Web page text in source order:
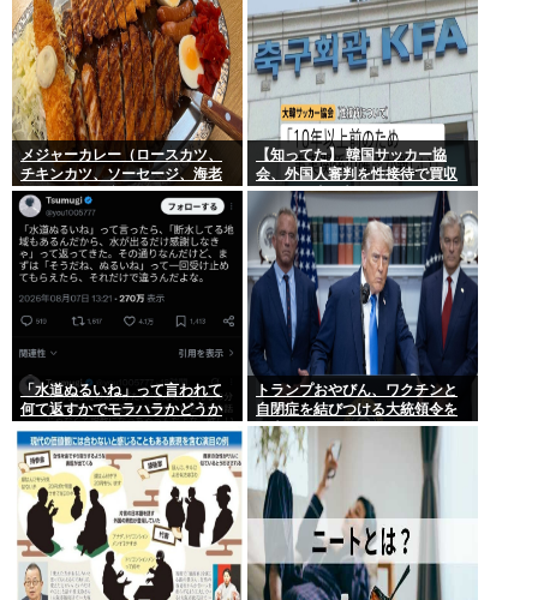
メジャーカレー（ロースカツ、
チキンカツ、ソーセージ、海老
フライ、ゆで卵）ケンモメンな
ら余裕でペロリだろ？
【知ってた】 韓国サッカー協
会、外国人審判を性接待で買収
していた事が判明
「水道ぬるいね」って言われて
何て返すかでモラハラかどうか
わかるらしいwww
トランプおやびん、ワクチンと
自閉症を結びつける大統領令を
発表へ、